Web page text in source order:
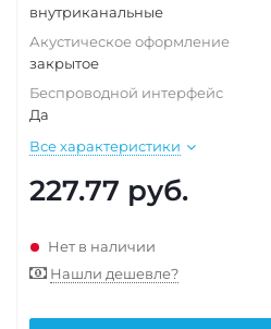
внутриканальные
Акустическое оформление
закрытое
Беспроводной интерфейс
Да
Все характеристики
227.77 руб.
Нет в наличии
Нашли дешевле?